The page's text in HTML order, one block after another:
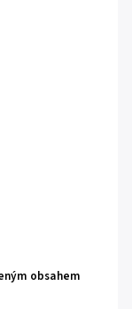
obsahem